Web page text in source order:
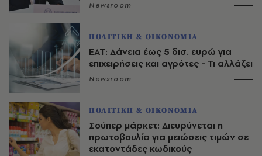
Newsroom
ΠΟΛΙΤΙΚΗ & ΟΙΚΟΝΟΜΙΑ
ΕΑΤ: Δάνεια έως 5 δισ. ευρώ για
επιχειρήσεις και αγρότες - Τι αλλάζει
Newsroom
ΠΟΛΙΤΙΚΗ & ΟΙΚΟΝΟΜΙΑ
Σούπερ μάρκετ: Διευρύνεται η
πρωτοβουλία για μειώσεις τιμών σε
εκατοντάδες κωδικούς